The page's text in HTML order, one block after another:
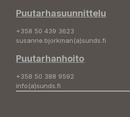
Puutarhasuunnittelu
+358 50 439 3623
susanne.bjorkman(a)sunds.fi
Puutarhanhoito
+358 50 388 9592
info(a)sunds.fi